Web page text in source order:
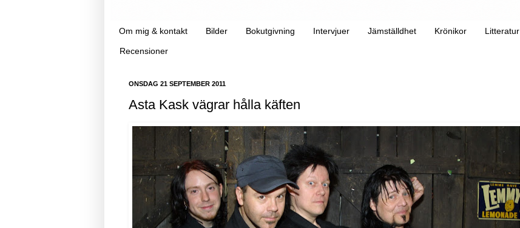
Om mig & kontakt Bilder Bokutgivning Intervjuer Jämställdhet Krönikor Litteratur
Recensioner
ONSDAG 21 SEPTEMBER 2011
Asta Kask vägrar hålla käften